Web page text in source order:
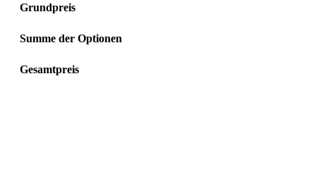
Grundpreis
Summe der Optionen
Gesamtpreis